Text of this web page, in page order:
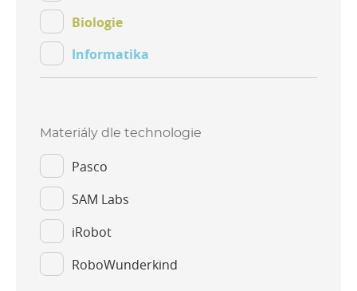
Biologie
Informatika
Materiály dle technologie
Pasco
SAM Labs
iRobot
RoboWunderkind